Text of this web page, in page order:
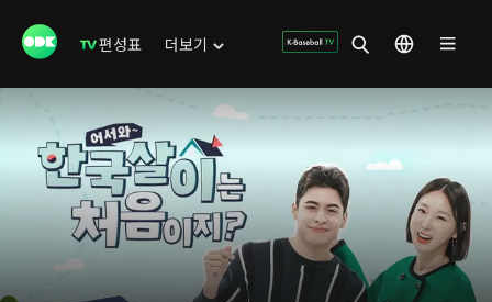
편성표 더보기